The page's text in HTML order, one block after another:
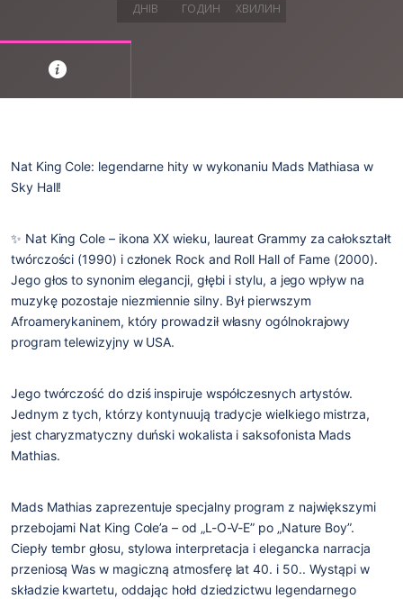
ДНІВ ГОДИН ХВИЛИН
Nat King Cole: legendarne hity w wykonaniu Mads Mathiasa w
Sky Hall!
✨ Nat King Cole – ikona XX wieku, laureat Grammy za całokształt
twórczości (1990) i członek Rock and Roll Hall of Fame (2000).
Jego głos to synonim elegancji, głębi i stylu, a jego wpływ na
muzykę pozostaje niezmiennie silny. Był pierwszym
Afroamerykaninem, który prowadził własny ogólnokrajowy
program telewizyjny w USA.
Jego twórczość do dziś inspiruje współczesnych artystów.
Jednym z tych, którzy kontynuują tradycje wielkiego mistrza,
jest charyzmatyczny duński wokalista i saksofonista Mads
Mathias.
Mads Mathias zaprezentuje specjalny program z największymi
przebojami Nat King Cole’a – od „L-O-V-E” po „Nature Boy”
Ciepły tembr głosu, stylowa interpretacja i elegancka narracja
przeniosą Was w magiczną atmosferę lat 40. i 50.. Wystąpi w
składzie kwartetu, oddając hołd dziedzictwu legendarnego